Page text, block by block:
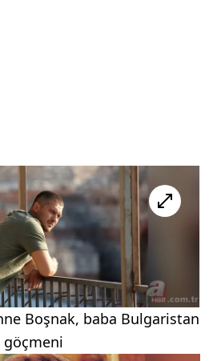
Boşnak, baba Bulgaristan
göçmeni